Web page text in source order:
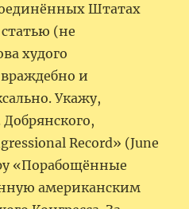
Штатах
(не
худого
и
Укажу,
Record» (June
«Порабощённые
американским